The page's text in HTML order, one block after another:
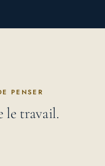
PENSER
le travail.